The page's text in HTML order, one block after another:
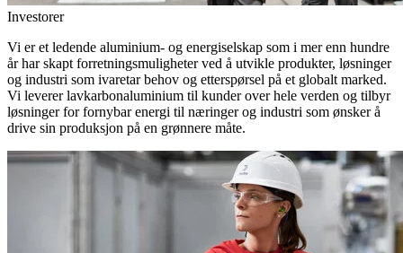
Investorer
Vi er et ledende aluminium- og energiselskap som i mer enn hundre
år har skapt forretningsmuligheter ved å utvikle produkter, løsninger
og industri som ivaretar behov og etterspørsel på et globalt marked.
Vi leverer lavkarbonaluminium til kunder over hele verden og tilbyr
løsninger for fornybar energi til næringer og industri som ønsker å
drive sin produksjon på en grønnere måte.